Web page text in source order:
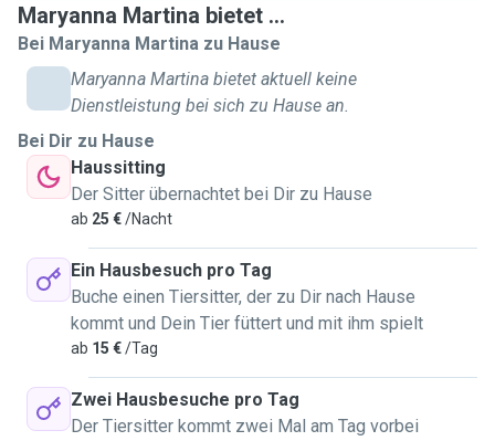
best for it. Your pet’s well‑being is my top priority. I show
up on time, follow instructions carefully, and treat your
home with respect. Most importantly, I care for your pet as
if they were my own — with patience, kindness, and plenty
of affection. I provide attentive, personalised care tailored
to your pet’s needs, including: daily visits for feeding,
playtime, cuddles, and companionship, and dog walking
with safe routes and plenty of enrichment. I bred different
animals in my life: rabbits, little rodents, and parrots. Litter
box and habitat cleaning are included. Regarding timing and
other routine details, feel free to contact me to clarify
everything. I'm a responsible and reliable person, clean and
always smiling. Finally, if you're looking for a new friend for
your pet, here I am!
Maryanna Martina bietet ...
Bei Maryanna Martina zu Hause
Maryanna Martina bietet aktuell keine
Dienstleistung bei sich zu Hause an.
Bei Dir zu Hause
Haussitting
Der Sitter übernachtet bei Dir zu Hause
ab 25 €/Nacht
Ein Hausbesuch pro Tag
Buche einen Tiersitter, der zu Dir nach Hause
kommt und Dein Tier füttert und mit ihm spielt
ab 15 €/Tag
Zwei Hausbesuche pro Tag
Der Tiersitter kommt zwei Mal am Tag vorbei